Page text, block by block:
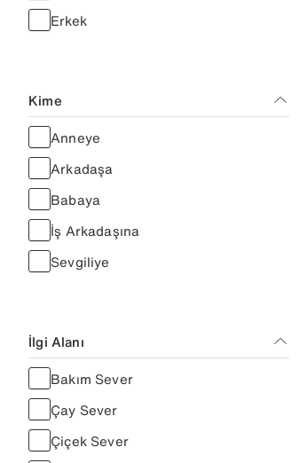
Erkek
Kime
Anneye
Arkadaşa
Babaya
İş Arkadaşına
Sevgiliye
İlgi Alanı
Bakım Sever
Çay Sever
Çiçek Sever